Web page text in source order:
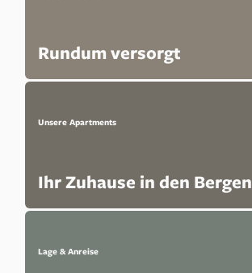
Rundum versorgt
Unsere Apartments
Ihr Zuhause in den Bergen
Lage & Anreise